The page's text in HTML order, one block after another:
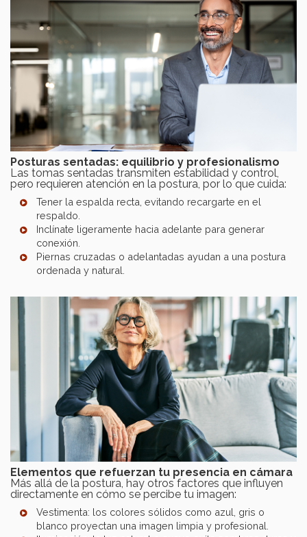
Posturas sentadas: equilibrio y profesionalismo
Las tomas sentadas transmiten estabilidad y control,
pero requieren atención en la postura, por lo que cuida:
Tener la espalda recta, evitando recargarte en el
respaldo.
Inclínate ligeramente hacia adelante para generar
conexión.
Piernas cruzadas o adelantadas ayudan a una postura
ordenada y natural.
Elementos que refuerzan tu presencia en cámara
Más allá de la postura, hay otros factores que influyen
directamente en cómo se percibe tu imagen:
Vestimenta: los colores sólidos como azul, gris o
blanco proyectan una imagen limpia y profesional.